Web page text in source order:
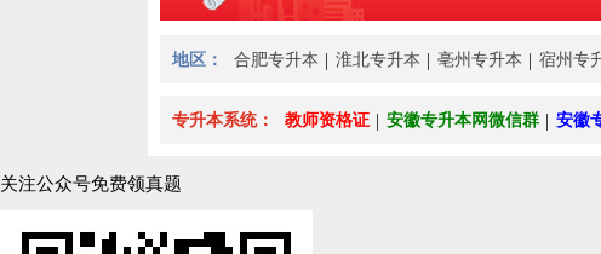
地区： 合肥专升本 淮北专升本 亳州专升本 宿州专
专升本系统： 教师资格证 安徽专升本网微信群 安徽
关注公众号免费领真题